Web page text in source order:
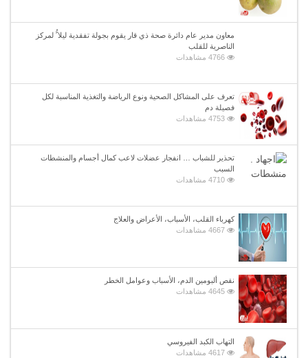
معاون مدير عام دائرة صحة ذي قار يقوم بجولة تفقدية ليلا ًُ لمركز
الناصرية للقلب
4766 مشاهدات
تعرف على المشاكل الصحية ونوع الرياضة والتغذية المناسبة لكل
فصيلة دم
4753 مشاهدات
تحذير للشباب … انفجار عضلات لاعب كمال أجسام والمنشطات
السبب
4710 مشاهدات
كهرباء القلب، الأسباب، الأعراض والعلاج
4667 مشاهدات
نقص ألبومين الدم، الأسباب وعوامل الخطر
4645 مشاهدات
التهاب الكبد الفيروسي
4617 مشاهدات